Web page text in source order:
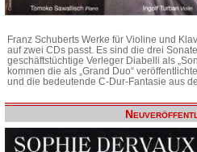
Franz Schuberts Werke für Violine und
auf zwei CDs passt. Es sind die drei
geschäftstüchtige Verleger Diabelli als
kommen die als „Grand Duo“
und die bedeutende C-Dur-Fantasie aus